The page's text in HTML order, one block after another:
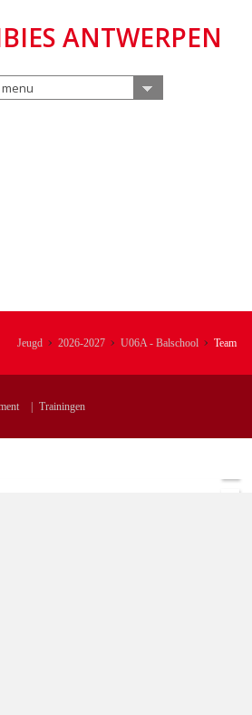
ANTWERPEN
Jeugd 2026-2027 U06A - Balschool Team
Trainingen